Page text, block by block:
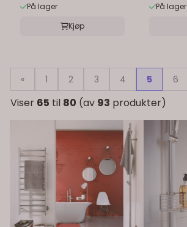
På lager
Kjøp
På lager
« 1 2 3 4 5 6
Viser 65 til 80 (av 93 produkter)